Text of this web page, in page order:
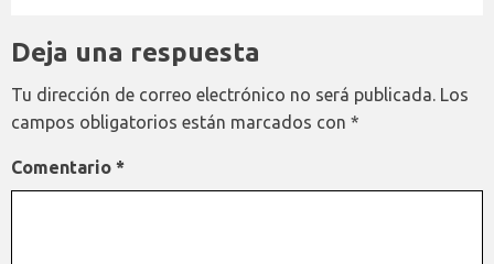
Deja una respuesta
Tu dirección de correo electrónico no será publicada. Los
campos obligatorios están marcados con *
Comentario *